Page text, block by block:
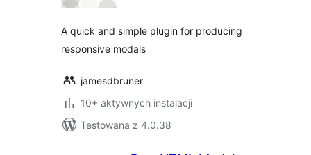
A quick and simple plugin for producing
responsive modals
jamesdbruner
10+ aktywnych instalacji
Testowana z 4.0.38